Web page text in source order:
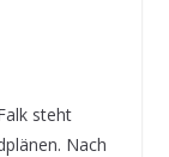
steht
Nach